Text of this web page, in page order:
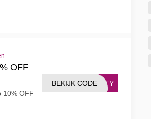
OFF
10% OFF
NITY
BEKIJK CODE